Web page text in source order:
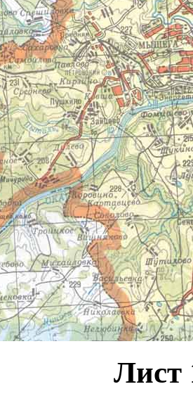
Лист